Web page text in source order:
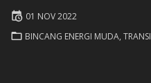
Posted
on
01 NOV 2022
POSTED
BINCANG ENERGI MUDA,